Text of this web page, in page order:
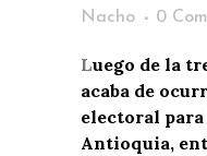
Nacho
0
Luego de la
acaba de
electoral
Antioquia,